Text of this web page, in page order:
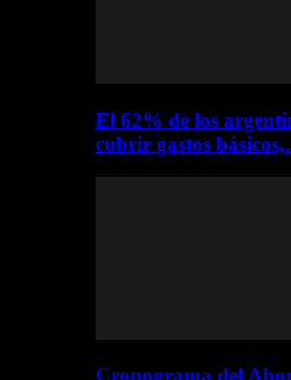
El 62% de los
cubrir gastos